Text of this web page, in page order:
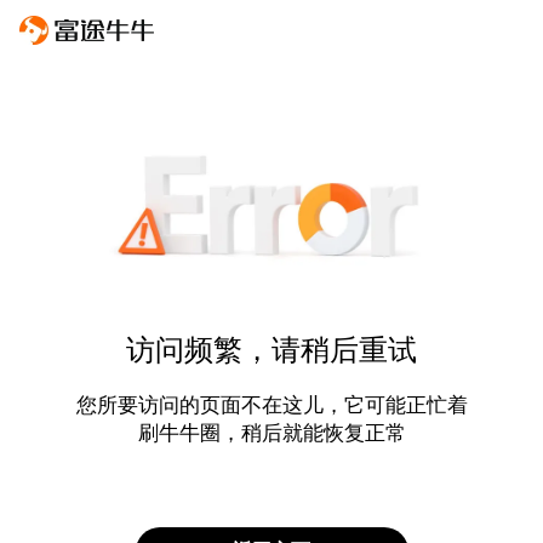
访问频繁，请稍后重试
您所要访问的页面不在这儿，它可能正忙着
刷牛牛圈，稍后就能恢复正常